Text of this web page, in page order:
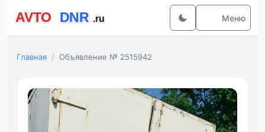
Меню
Главная Объявление № 2515942